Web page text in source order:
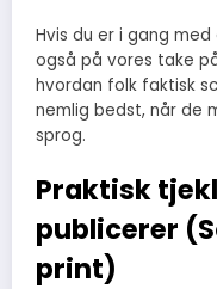
Hvis du er i gang
også på vores take
hvordan folk faktisk
nemlig bedst, når de
sprog.
Praktisk
publicerer
print)